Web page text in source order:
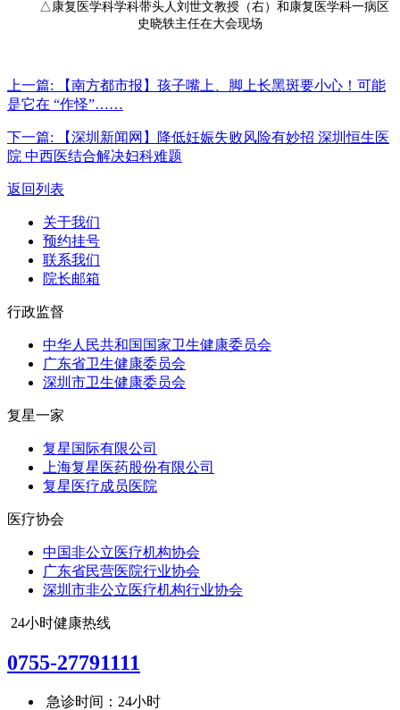
△康复医学科学科带头人刘世文教授（右）和康复医学科一病区
史晓轶主任在大会现场
上一篇:
【南方都市报】孩子嘴上、脚上长黑斑要小心！可能
是它在 “作怪”……
下一篇:
【深圳新闻网】降低妊娠失败风险有妙招 深圳恒生医
院 中西医结合解决妇科难题
返回列表
关于我们
预约挂号
联系我们
院长邮箱
行政监督
中华人民共和国国家卫生健康委员会
广东省卫生健康委员会
深圳市卫生健康委员会
复星一家
复星国际有限公司
上海复星医药股份有限公司
复星医疗成员医院
医疗协会
中国非公立医疗机构协会
广东省民营医院行业协会
深圳市非公立医疗机构行业协会
24小时健康热线
0755-27791111
急诊时间：24小时